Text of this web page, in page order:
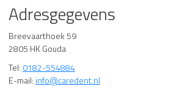
Adresgegevens
Breevaarthoek 59
2805 HK Gouda
Tel: 0182-554884
E-mail: info@caredent.nl